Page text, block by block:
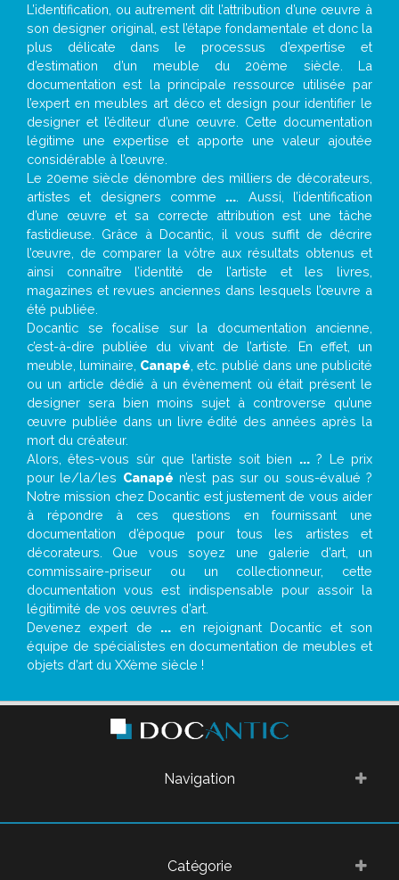
L’identification, ou autrement dit l’attribution d’une œuvre à
son designer original, est l’étape fondamentale et donc la
plus délicate dans le processus d’expertise et
d’estimation d’un meuble du 20ème siècle. La
documentation est la principale ressource utilisée par
l’expert en meubles art déco et design pour identifier le
designer et l’éditeur d’une œuvre. Cette documentation
légitime une expertise et apporte une valeur ajoutée
considérable à l’œuvre.
Le 20eme siècle dénombre des milliers de décorateurs,
artistes et designers comme ... . Aussi, l’identification
d’une œuvre et sa correcte attribution est une tâche
fastidieuse. Grâce à Docantic, il vous suffit de décrire
l’œuvre, de comparer la vôtre aux résultats obtenus et
ainsi connaître l’identité de l’artiste et les livres,
magazines et revues anciennes dans lesquels l’œuvre a
été publiée.
Docantic se focalise sur la documentation ancienne,
c’est-à-dire publiée du vivant de l’artiste. En effet, un
meuble, luminaire, Canapé , etc. publié dans une publicité
ou un article dédié à un évènement où était présent le
designer sera bien moins sujet à controverse qu’une
œuvre publiée dans un livre édité des années après la
mort du créateur.
Alors, êtes-vous sûr que l’artiste soit bien ...? Le prix
pour le/la/les Canapé n’est pas sur ou sous-évalué ?
Notre mission chez Docantic est justement de vous aider
à répondre à ces questions en fournissant une
documentation d’époque pour tous les artistes et
décorateurs. Que vous soyez une galerie d’art, un
commissaire-priseur ou un collectionneur, cette
documentation vous est indispensable pour assoir la
légitimité de vos œuvres d’art.
Devenez expert de ... en rejoignant Docantic et son
équipe de spécialistes en documentation de meubles et
objets d’art du XXème siècle !
Navigation
Catégorie